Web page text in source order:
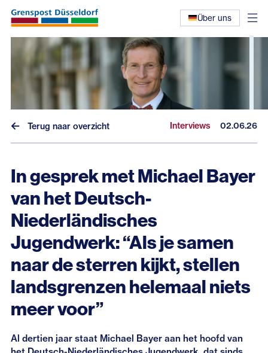
Über uns
Nieuws
Interviews
Eerdere nieuwsbrieven
Terug naar overzicht Interviews 02.06.26
In gesprek met Michael Bayer
van het Deutsch-
Niederländisches
Jugendwerk: “Als je samen
naar de sterren kijkt, stellen
landsgrenzen helemaal niets
meer voor”
Al dertien jaar staat Michael Bayer aan het hoofd van